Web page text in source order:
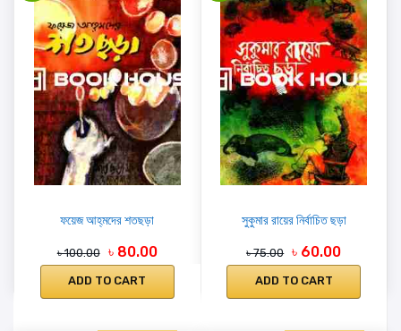
ফয়েজ আহ্‌মদের শতছড়া
৳ 100.00 ৳ 80.00
ADD TO CART
সুকুমার রায়ের নির্বাচিত ছড়া
৳ 75.00 ৳ 60.00
ADD TO CART